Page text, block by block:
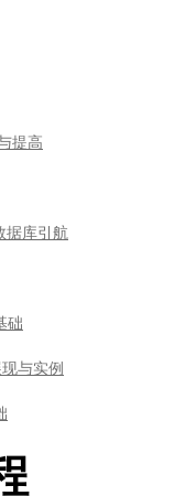
库引航
与实例
手册》——CDH集群安装
数据展示技巧应用实战